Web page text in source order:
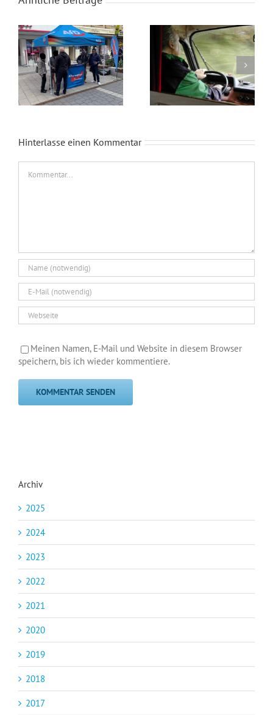
Hinterlasse einen Kommentar
Meinen Namen, E-Mail und Website in diesem Browser
speichern, bis ich wieder kommentiere.
Archiv
2025
2024
2023
2022
2021
2020
2019
2018
2017